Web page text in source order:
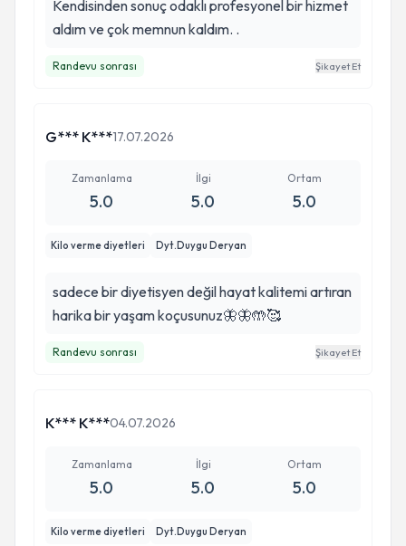
Kendisinden sonuç odaklı profesyonel bir hizmet
aldım ve çok memnun kaldım. .
Randevu sonrası Şikayet Et
G*** K***17.07.2026
Zamanlama
5.0
İlgi
5.0
Ortam
5.0
Kilo verme diyetleri Dyt.Duygu Deryan
sadece bir diyetisyen değil hayat kalitemi artıran
harika bir yaşam koçusunuz🦋🦋🤲🥰
Randevu sonrası Şikayet Et
K*** K***04.07.2026
Zamanlama
5.0
İlgi
5.0
Ortam
5.0
Kilo verme diyetleri Dyt.Duygu Deryan